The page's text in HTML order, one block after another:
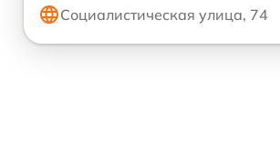
Социалистическая улица, 74